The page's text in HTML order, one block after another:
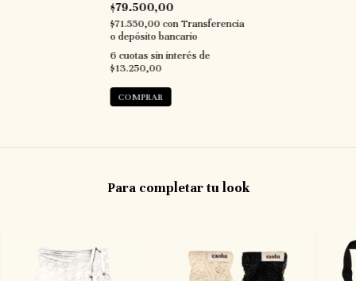
$79.500,00
$71.550,00 con Transferencia
o depósito bancario
6 cuotas sin interés de
$13.250,00
COMPRAR
Para completar tu look